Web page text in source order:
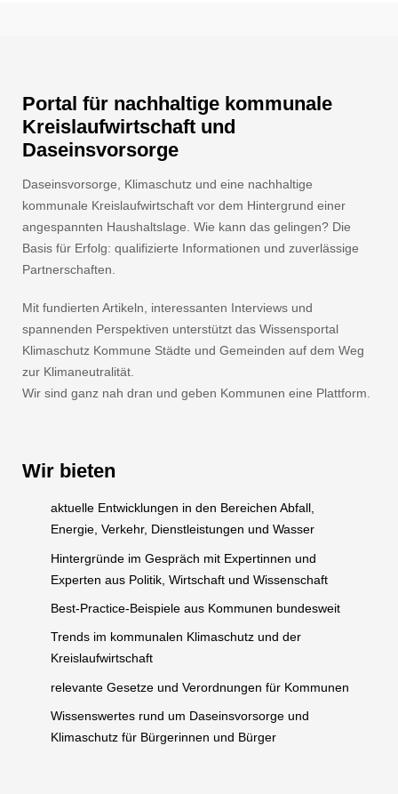
Portal für nachhaltige kommunale
Kreislaufwirtschaft und
Daseinsvorsorge
Daseinsvorsorge, Klimaschutz und eine nachhaltige
kommunale Kreislaufwirtschaft vor dem Hintergrund einer
angespannten Haushaltslage. Wie kann das gelingen? Die
Basis für Erfolg: qualifizierte Informationen und zuverlässige
Partnerschaften.
Mit fundierten Artikeln, interessanten Interviews und
spannenden Perspektiven unterstützt das Wissensportal
Klimaschutz Kommune Städte und Gemeinden auf dem Weg
zur Klimaneutralität.
Wir sind ganz nah dran und geben Kommunen eine Plattform.
Wir bieten
aktuelle Entwicklungen in den Bereichen Abfall,
Energie, Verkehr, Dienstleistungen und Wasser
Hintergründe im Gespräch mit Expertinnen und
Experten aus Politik, Wirtschaft und Wissenschaft
Best-Practice-Beispiele aus Kommunen bundesweit
Trends im kommunalen Klimaschutz und der
Kreislaufwirtschaft
relevante Gesetze und Verordnungen für Kommunen
Wissenswertes rund um Daseinsvorsorge und
Klimaschutz für Bürgerinnen und Bürger